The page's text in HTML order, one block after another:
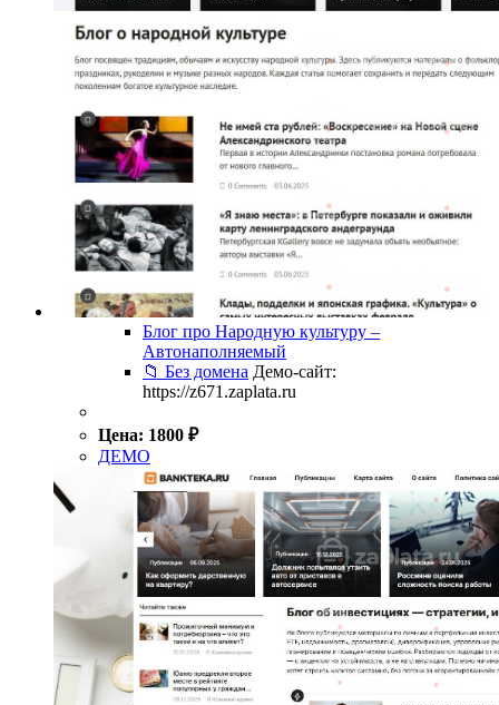
Блог про Народную культуру –
Автонаполняемый
📁 Без домена Демо-сайт:
https://z671.zaplata.ru
Цена: 1800 ₽
ДЕМО